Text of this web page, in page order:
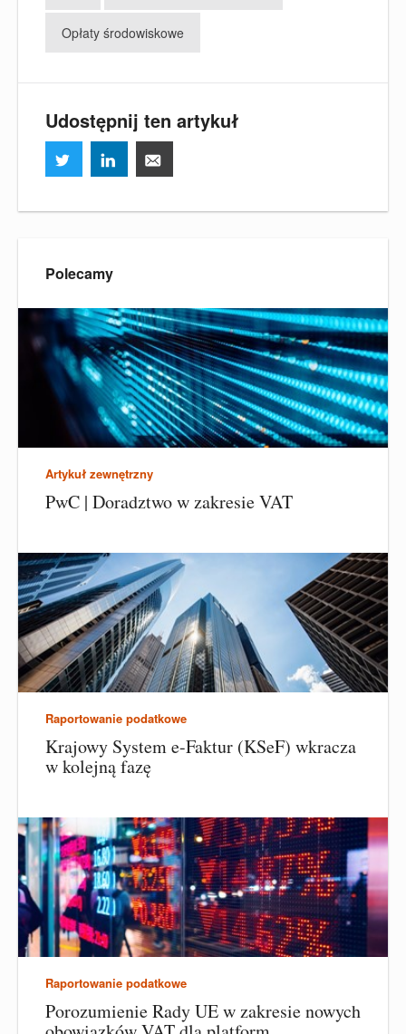
Opłaty środowiskowe
Udostępnij ten artykuł
Polecamy
Artykuł zewnętrzny
PwC | Doradztwo w zakresie VAT
Raportowanie podatkowe
Krajowy System e-Faktur (KSeF) wkracza
w kolejną fazę
Raportowanie podatkowe
Porozumienie Rady UE w zakresie nowych